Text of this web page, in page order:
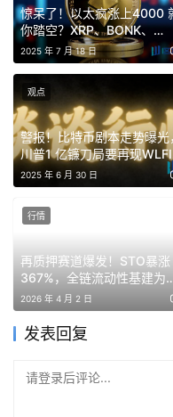
文章推荐👉：喵姐说币8
燃！SOL ETF下周获批
将全面暴走?
炒新不炒旧，是这
这轮行情有个很明显的特
几十亿，而老项目连个
举几个例子你就懂了：
Perp DEX 赛道
几年前的 NFT 龙头
惊呆了！以太疯涨上4000
你踏空？XRP、BONK、
FLOKI接力山寨牛？为何你
币还未轮涨？
2025 年 7 月 18 日
警报！比特币剧本走势曝光
川普1 亿镰刀局要再现WLFI
LPT 20%入袋，SUI、ENA
锁潮来袭！七月或掀生态币
涨狂潮！
2025 年 6 月 30 日
观点
再质押赛道爆发！STO暴涨
367%，全链流动性基建为
受追捧？
2026 年 4 月 2 日
行情
发表回复
请登录后评论...